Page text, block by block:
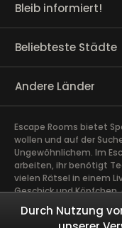
Bleib informiert!
Beliebteste Städte
Andere Länder
Escape Rooms bietet
wollen und auf der
Ungewöhnlichem. Im
arbeiten, ihr benötigt
vielen Rätsel in einem
Geschick und
Gehirntraining Exit
andere Firmen Events
Durch Nutzung